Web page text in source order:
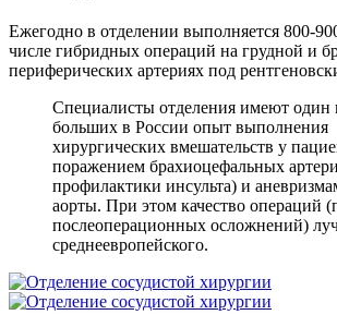
Ежегодно в отделении выполняется 800-
числе гибридных операций на грудной и
периферических артериях под
Специалисты отделения имеют один
больших в России опыт выполнения
хирургических вмешательств у
поражением брахиоцефальных
профилактики инсульта) и
аорты. При этом качество операций
послеоперационных осложнений)
среднеевропейского.